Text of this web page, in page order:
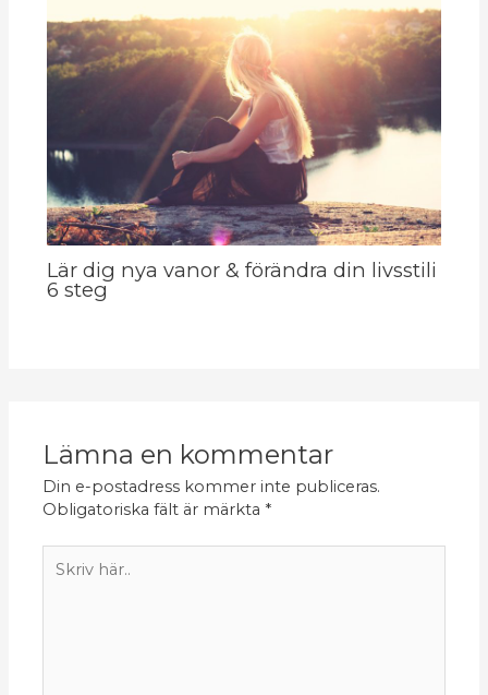
Lär dig nya vanor & förändra din livsstili
6 steg
Lämna en kommentar
Din e-postadress kommer inte publiceras.
Obligatoriska fält är märkta *
här..